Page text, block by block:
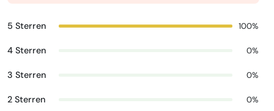
5 Sterren 100%
4 Sterren 0%
3 Sterren 0%
2 Sterren 0%